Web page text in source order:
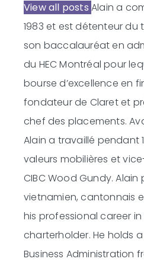
View all posts Alain a
1983 et est détenteur du
son baccalauréat en
du HEC Montréal pour
bourse d’excellence en
fondateur de Claret et
chef des placements.
Alain a travaillé pendant
valeurs mobilières et
CIBC Wood Gundy.
vietnamien, cantonnais
his professional career in
charterholder. He holds
Business Administration